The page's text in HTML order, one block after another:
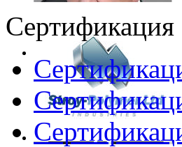
Сертификация